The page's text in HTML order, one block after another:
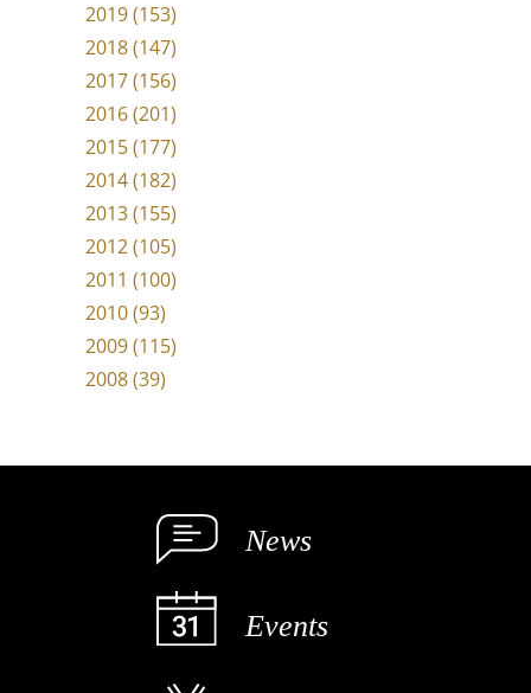
2019 (153)
2018 (147)
2017 (156)
2016 (201)
2015 (177)
2014 (182)
2013 (155)
2012 (105)
2011 (100)
2010 (93)
2009 (115)
2008 (39)
News
Events